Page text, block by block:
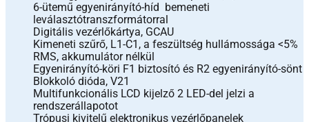
6-ütemű egyenirányító-híd bemeneti
leválasztótranszformátorral
Digitális vezérlőkártya, GCAU
Kimeneti szűrő, L1-C1, a feszültség hullámossága <5%
RMS, akkumulátor nélkül
Egyenirányító-köri F1 biztosító és R2 egyenirányító-sönt
Blokkoló dióda, V21
Multifunkcionális LCD kijelző 2 LED-del jelzi a
rendszerállapotot
Trópusi kivitelű elektronikus vezérlőpanelek